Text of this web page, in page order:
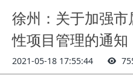
徐州：关于加强
性项目管理的通知
2021-05-18 17:55:44